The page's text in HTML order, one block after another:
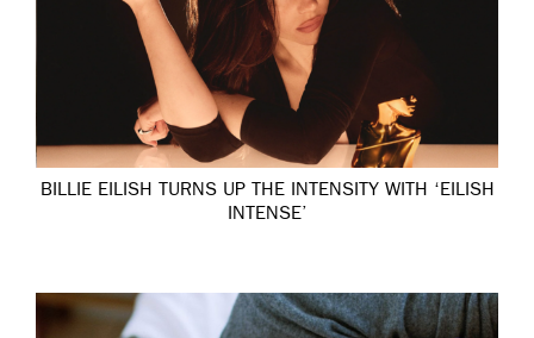
BILLIE EILISH TURNS UP THE INTENSITY WITH ‘EILISH
INTENSE’